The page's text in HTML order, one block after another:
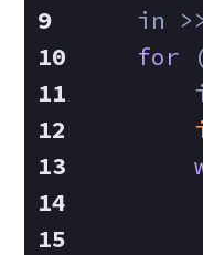
in
for